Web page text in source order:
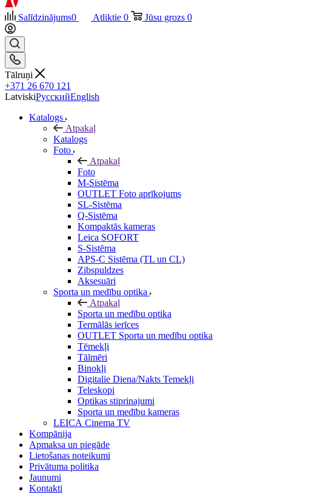
Salīdzinājums0 Atliktie 0 Jūsu grozs 0
Tālruņi
+371 26 670 121
LatviskiРусскийEnglish
Katalogs
Atpakaļ
Katalogs
Foto
Atpakaļ
Foto
M-Sistēma
OUTLET Foto aprīkojums
SL-Sistēma
Q-Sistēma
Kompaktās kameras
Leica SOFORT
S-Sistēma
APS-C Sistēma (TL un CL)
Zibspuldzes
Aksesuāri
Sporta un medību optika
Atpakaļ
Sporta un medību optika
Termālās ierīces
OUTLET Sporta un medību optika
Tēmekļi
Tālmēri
Binokļi
Digitalie Diena/Nakts Temekļi
Teleskopi
Optikas stiprinajumi
Sporta un medību kameras
LEICA Cinema TV
Kompānija
Apmaksa un piegāde
Lietošanas noteikumi
Privātuma politika
Jaunumi
Kontakti